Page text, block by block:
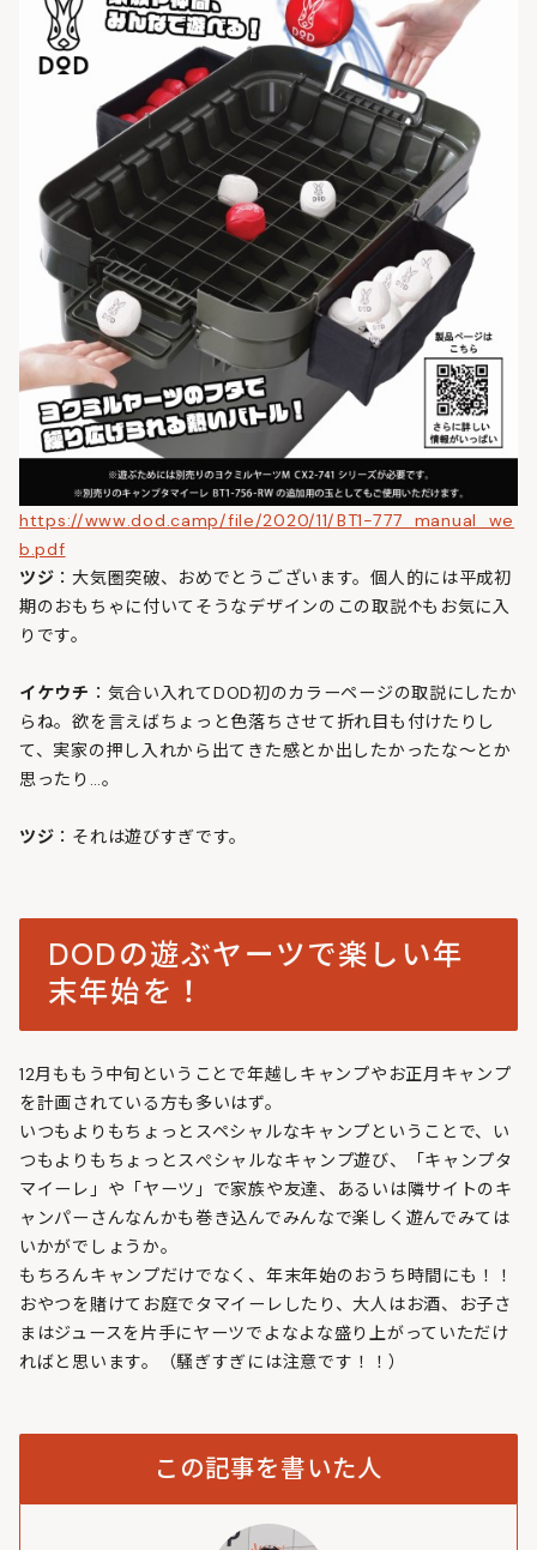
https://www.dod.camp/file/2020/11/BT1-777_manual_we
b.pdf
ツジ ：大気圏突破、おめでとうございます。個人的には平成初
期のおもちゃに付いてそうなデザインのこの取説↑もお気に入
りです。
イケウチ ：気合い入れてDOD初のカラーページの取説にしたか
らね。欲を言えばちょっと色落ちさせて折れ目も付けたりし
て、実家の押し入れから出てきた感とか出したかったな～とか
思ったり…。
ツジ ：それは遊びすぎです。
DODの遊ぶヤーツで楽しい年
末年始を！
12月ももう中旬ということで年越しキャンプやお正月キャンプ
を計画されている方も多いはず。
いつもよりもちょっとスペシャルなキャンプということで、い
つもよりもちょっとスぺシャルなキャンプ遊び、「キャンプタ
マイーレ」や「ヤーツ」で家族や友達、あるいは隣サイトのキ
ャンパーさんなんかも巻き込んでみんなで楽しく遊んでみては
いかがでしょうか。
もちろんキャンプだけでなく、年末年始のおうち時間にも！！
おやつを賭けてお庭でタマイーレしたり、大人はお酒、お子さ
まはジュースを片手にヤーツでよなよな盛り上がっていただけ
ればと思います。（騒ぎすぎには注意です！！）
この記事を書いた人